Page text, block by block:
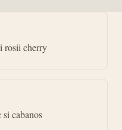
rosii cherry
cabanos